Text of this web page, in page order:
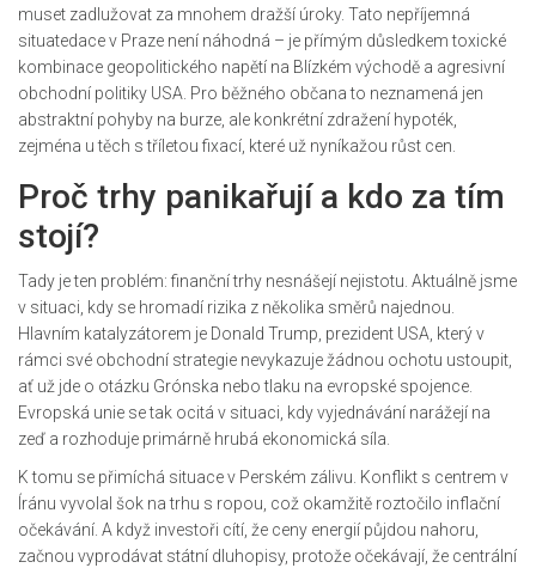
muset zadlužovat za mnohem dražší úroky. Tato nepříjemná
situatedace v Praze není náhodná – je přímým důsledkem toxické
kombinace geopolitického napětí na Blízkém východě a agresivní
obchodní politiky USA. Pro běžného občana to neznamená jen
abstraktní pohyby na burze, ale konkrétní zdražení hypoték,
zejména u těch s tříletou fixací, které už nyníkažou růst cen.
Proč trhy panikařují a kdo za tím
stojí?
Tady je ten problém: finanční trhy nesnášejí nejistotu. Aktuálně jsme
v situaci, kdy se hromadí rizika z několika směrů najednou.
Hlavním katalyzátorem je Donald Trump prezident USA , který v
rámci své obchodní strategie nevykazuje žádnou ochotu ustoupit,
ať už jde o otázku Grónska nebo tlaku na evropské spojence.
Evropská unie se tak ocitá v situaci, kdy vyjednávání narážejí na
zeď a rozhoduje primárně hrubá ekonomická síla.
K tomu se přimíchá situace v Perském zálivu. Konflikt s centrem v
Íránu vyvolal šok na trhu s ropou, což okamžitě roztočilo inflační
očekávání. A když investoři cítí, že ceny energií půjdou nahoru,
začnou vyprodávat státní dluhopisy, protože očekávají, že centrální